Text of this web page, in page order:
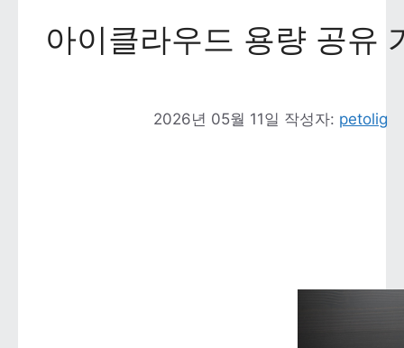
아이클라우드 용량 공유
2026년 05월 11일 작성자: petolig